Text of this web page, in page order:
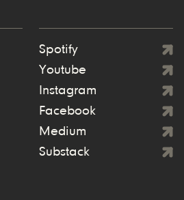
Spotify
Youtube
Instagram
Facebook
Medium
Substack